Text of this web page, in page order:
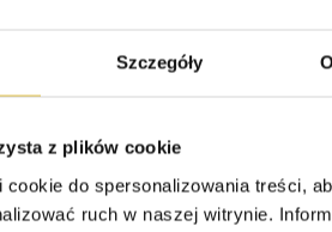
Szczegóły
z plików cookie
do spersonalizowania treści,
ruch w naszej witrynie.